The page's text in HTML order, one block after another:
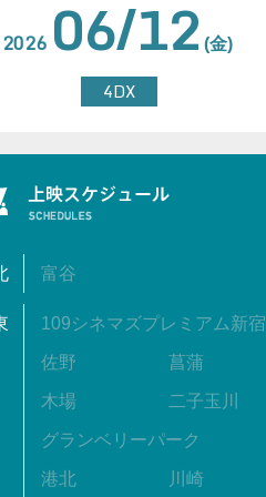
2026 06/12 (金)
4DX
富谷
109シネマズプレミアム新宿
佐野 菖蒲
木場 二子玉川
グランベリーパーク
港北 川崎